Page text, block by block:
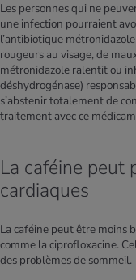
Les personnes qui ne
une infection pourraient
l’antibiotique
rougeurs au visage, de
métronidazole ralentit ou
déshydrogénase)
s’abstenir totalement de
traitement avec ce
La caféine peut
cardiaques
La caféine peut être moins
comme la ciprofloxacine.
des problèmes de sommeil.